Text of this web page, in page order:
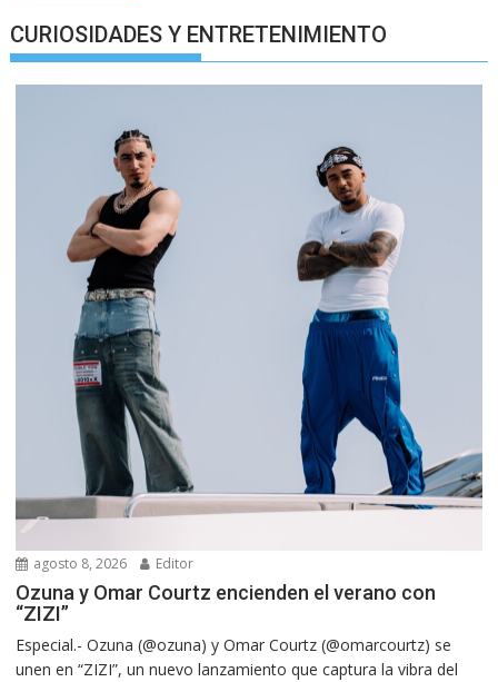
CURIOSIDADES Y ENTRETENIMIENTO
agosto 8, 2026 Editor
Ozuna y Omar Courtz encienden el verano con
“ZIZI”
Especial.- Ozuna (@ozuna) y Omar Courtz (@omarcourtz) se
unen en “ZIZI”, un nuevo lanzamiento que captura la vibra del